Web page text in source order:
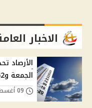
الاخبار
الأرصاد
الجمعة و42 درجة محسوسة مع شبورة ورياح